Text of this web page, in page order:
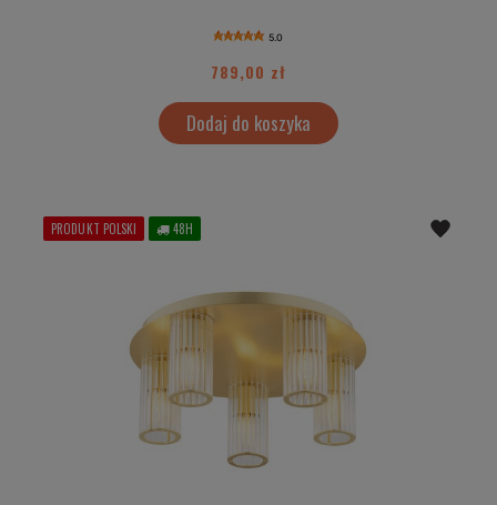
5.0
789,00 zł
Dodaj do koszyka
PRODUKT POLSKI 48H